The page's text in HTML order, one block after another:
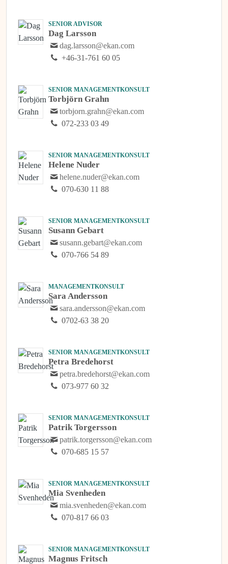
SENIOR ADVISOR
Dag Larsson
dag.larsson@ekan.com
+46-31-761 60 05
SENIOR MANAGEMENTKONSULT
Torbjörn Grahn
torbjorn.grahn@ekan.com
072-233 03 49
SENIOR MANAGEMENTKONSULT
Helene Nuder
helene.nuder@ekan.com
070-630 11 88
SENIOR MANAGEMENTKONSULT
Susann Gebart
susann.gebart@ekan.com
070-766 54 89
MANAGEMENTKONSULT
Sara Andersson
sara.andersson@ekan.com
0702-63 38 20
SENIOR MANAGEMENTKONSULT
Petra Bredehorst
petra.bredehorst@ekan.com
073-977 60 32
SENIOR MANAGEMENTKONSULT
Patrik Torgersson
patrik.torgersson@ekan.com
070-685 15 57
SENIOR MANAGEMENTKONSULT
Mia Svenheden
mia.svenheden@ekan.com
070-817 66 03
SENIOR MANAGEMENTKONSULT
Magnus Fritsch